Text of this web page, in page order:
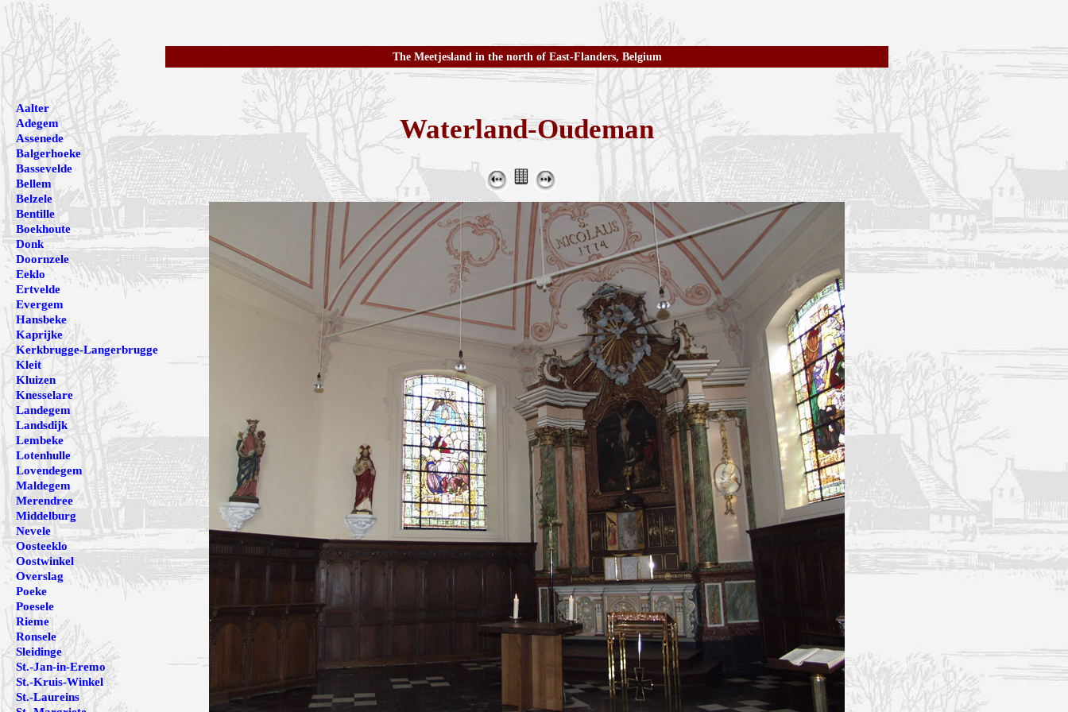
The Meetjesland in the north of East-Flanders, Belgium
Waterland-Oudeman
Aalter
Adegem
Assenede
Balgerhoeke
Bassevelde
Bellem
Belzele
Bentille
Boekhoute
Donk
Doornzele
Eeklo
Ertvelde
Evergem
Hansbeke
Kaprijke
Kerkbrugge-Langerbrugge
Kleit
Kluizen
Knesselare
Landegem
Landsdijk
Lembeke
Lotenhulle
Lovendegem
Maldegem
Merendree
Middelburg
Nevele
Oosteeklo
Oostwinkel
Overslag
Poeke
Poesele
Rieme
Ronsele
Sleidinge
St.-Jan-in-Eremo
St.-Kruis-Winkel
St.-Laureins